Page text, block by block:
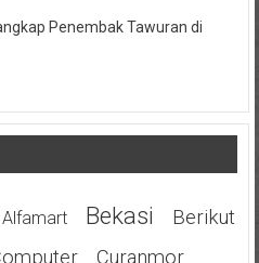
Penembak Tawuran di
Alfamart Bekasi
Berikut
Curanmor